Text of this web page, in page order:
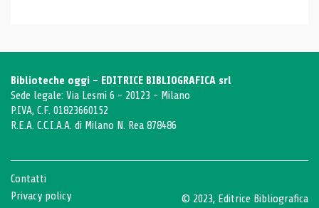
Biblioteche oggi - EDITRICE BIBLIOGRAFICA srl
Sede legale: Via Lesmi 6 - 20123 - Milano
P.IVA, C.F. 01823660152
R.E.A. C.C.I.A.A. di Milano N. Rea 878486
Contatti
Privacy policy
© 2023, Editrice Bibliografica